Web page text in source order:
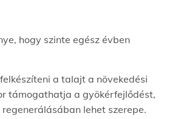
hogy szinte egész évben
a talajt a növekedési
támogathatja a gyökérfejlődést,
lehet szerepe.